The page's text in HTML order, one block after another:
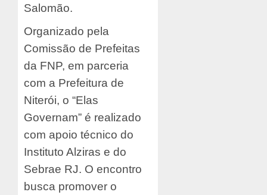
Salomão.
Organizado pela
Comissão de Prefeitas
da FNP, em parceria
com a Prefeitura de
Niterói, o “Elas
Governam” é realizado
com apoio técnico do
Instituto Alziras e do
Sebrae RJ. O encontro
busca promover o